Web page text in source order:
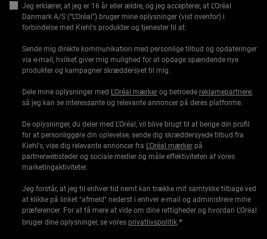
Jeg erklærer, at jeg er 16 år eller ældre, og jeg accepterer, at L’Oréal
Danmark A/S (“L’Oréal”) bruger mine oplysninger (vist ovenfor) i
forbindelse med Kiehl's produkter og tjenester til at:
Sende mig direkte kommunikation med personlige tilbud og opdateringer
via e-mail, hvilket giver mig mulighed for at opdage spændende nye
produkter og kampagner skræddersyet til mig.
Dele mine oplysninger med L'Oréal mærker og betroede reklamepartnere,
så jeg kan se interessante og relevante annoncer på deres platforme.
De oplysninger, du deler med L’Oréal, vil blive brugt til at berige din profil
for at personliggøre din oplevelse, sende dig skræddersyede tilbud fra
Kiehl's, vise dig relevante annoncer fra L'Oréal mærker på
partnerwebsteder og sociale medier og måle effektiviteten af vores
marketingaktiviteter.
Jeg forstår, at jeg til enhver tid nemt kan trække mit samtykke tilbage ved
at klikke på linket "afmeld" nederst i enhver e-mail og administrere mine
præferencer. For at få mere at vide om dine rettigheder og hvordan L’Oréal
bruger dine oplysninger, se vores privatlivspolitik.*